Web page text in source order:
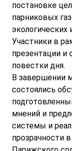
постановке
парниковых
экологических
Участники в
презентации и
повестки дня.
В завершении
состоялись
мнений и
системы и
прозрачности